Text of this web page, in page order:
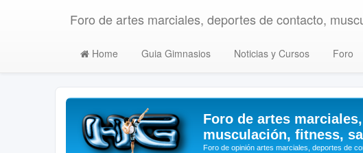
Foro de artes marciales, deportes de contacto,
Home Guia Gimnasios Noticias y Cursos Foro
Foro de artes
musculación, fitness,
Foro de opinión artes marciales, deportes de